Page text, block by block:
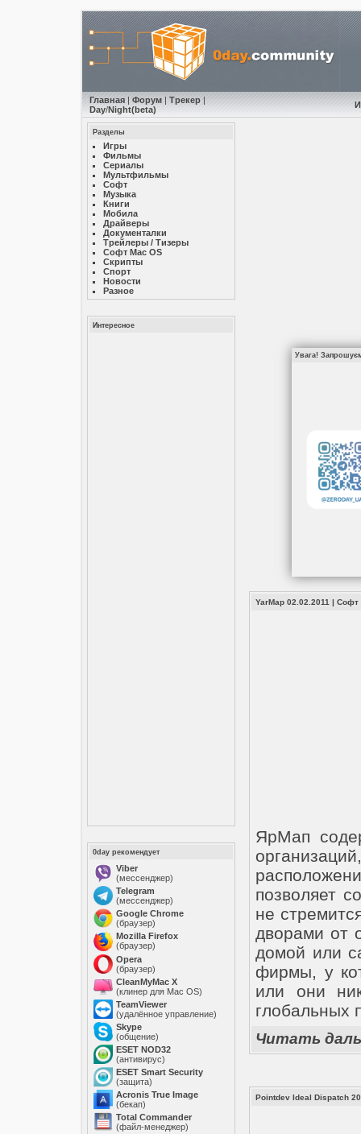
Главная| Форум| Трекер|
Day/Night(beta)
Разделы
Игры
Фильмы
Сериалы
Мультфильмы
Софт
Музыкa
Книги
Мобила
Драйверы
Документалки
Трейлеры / Тизеры
Софт Mac OS
Скрипты
Спорт
Новости
Разное
Интересное
0day рекомендует
Viber
(мессенджер)
Telegram
(мессенджер)
Google Chrome
(браузер)
Mozilla Firefox
(браузер)
Opera
(браузер)
CleanMyMac X
(клинер для Mac OS)
TeamViewer
(удалённое управление)
Skype
(общение)
ESET NOD32
(антивирус)
ESET Smart Security
(защита)
Acronis True Image
(бекап)
Total Commander
(файл-менеджер)
Увага!
YarMap 02.02.2011 | Софт
ЯрМап
позволяет
не
дворами от
домой или
фирмы, у
или они
глобальных
Читать
Pointdev Ideal Dispatch